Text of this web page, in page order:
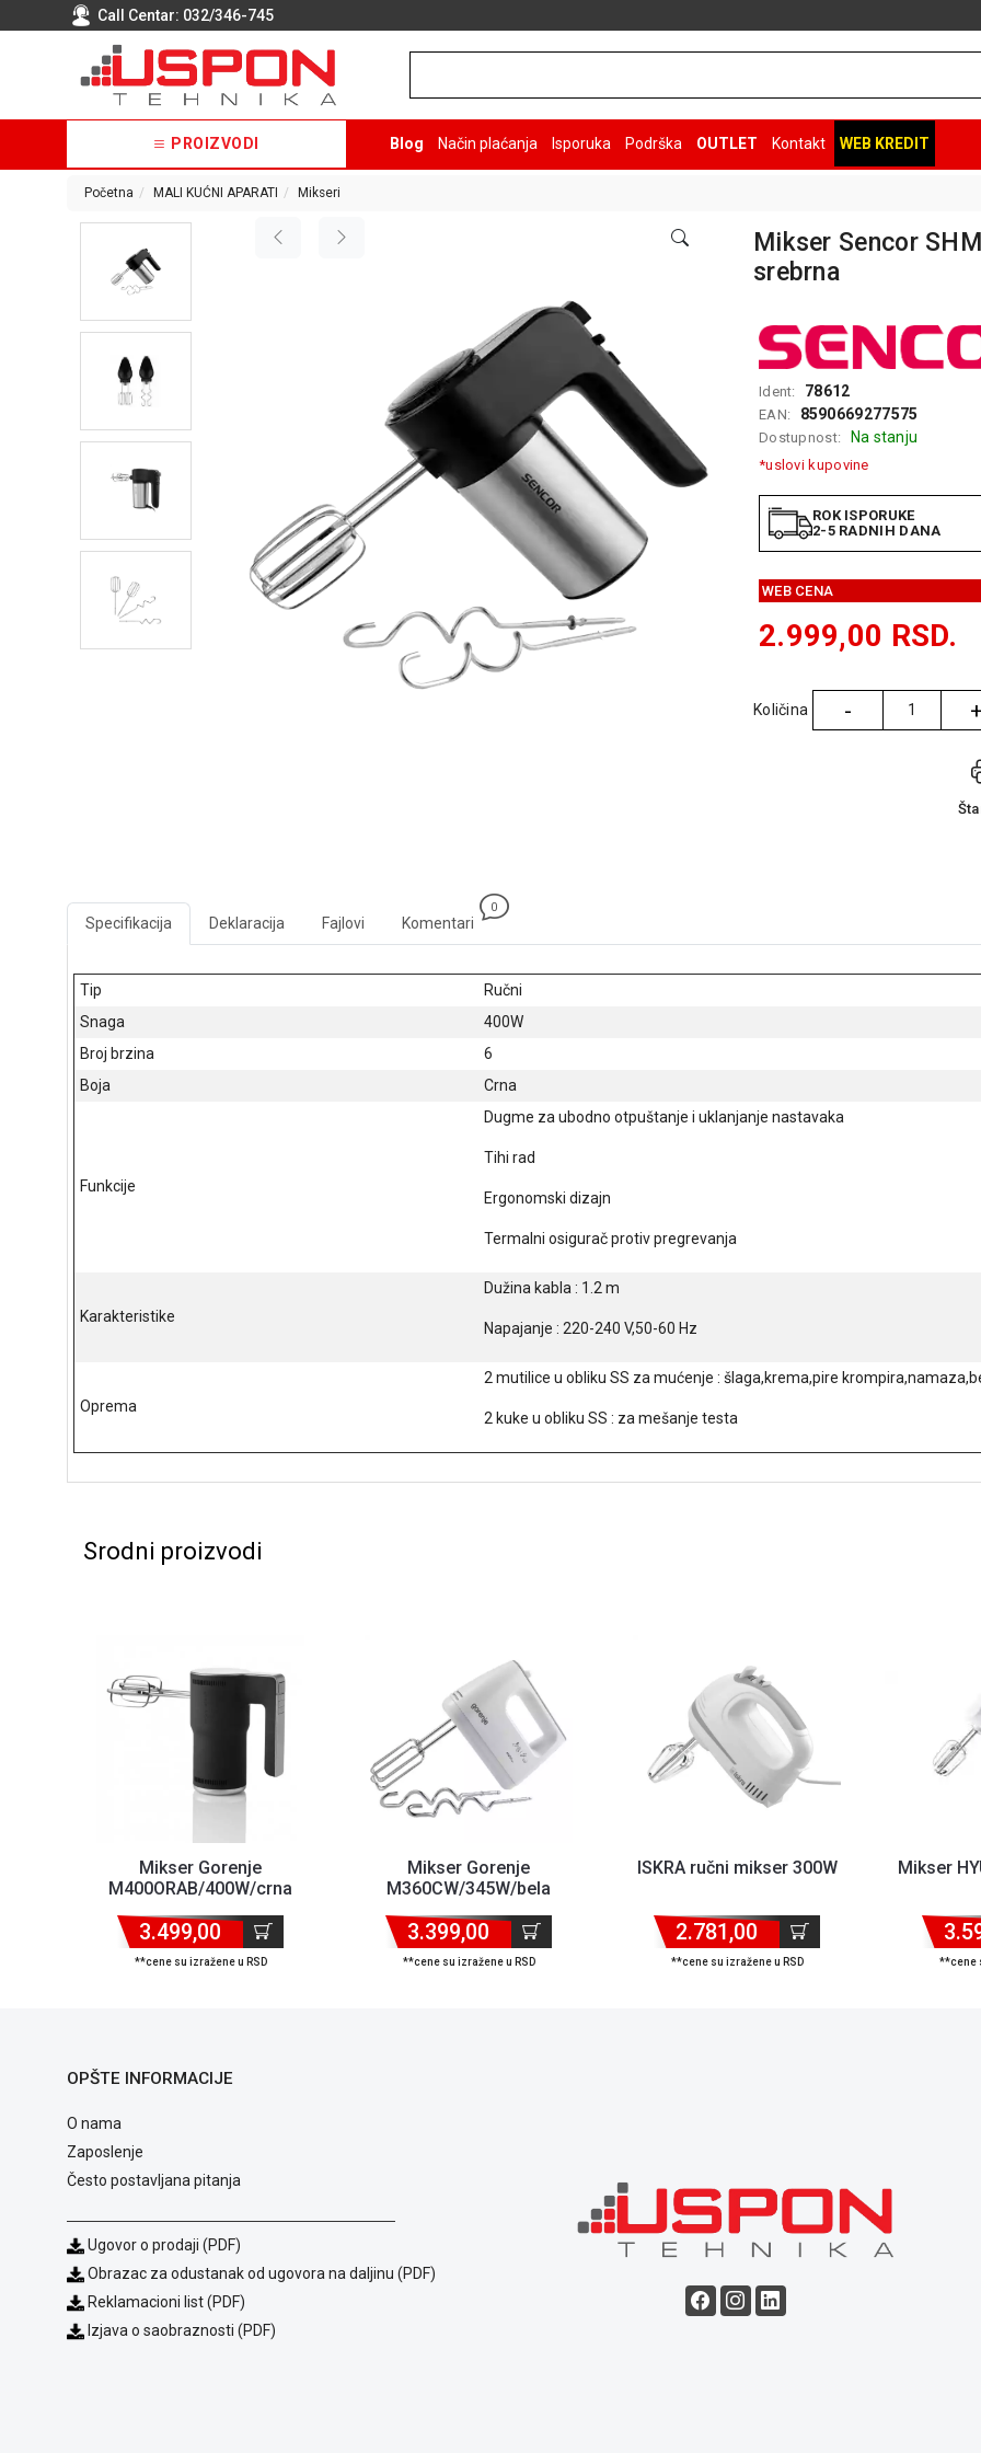
Call Centar: 032/346-745
PROIZVODI Blog Način plaćanja Isporuka Podrška OUTLET Kontakt WEB KREDIT
Početna MALI KUĆNI APARATI Mikseri
Mikser Sencor
srebrna
Ident: 78612
EAN: 8590669277575
Dostupnost: Na stanju
*uslovi kupovine
ROK ISPORUKE
2-5 RADNIH DANA
WEB CENA
2.999,00 RSD.
Količina - +
Specifikacija Deklaracija Fajlovi Komentari
0
Tip
Ručni
Snaga
400W
Broj brzina
6
Boja
Crna
Funkcije
Dugme za ubodno otpuštanje i uklanjanje nastavaka
Tihi rad
Ergonomski dizajn
Termalni osigurač protiv pregrevanja
Karakteristike
Dužina kabla : 1.2 m
Napajanje : 220-240 V,50-60 Hz
Oprema
2 mutilice u obliku SS za mućenje : šlaga,krema,pire
2 kuke u obliku SS : za mešanje testa
Srodni proizvodi
Mikser Gorenje
M400ORAB/400W/crna
3.499,00
**cene su izražene u RSD
Mikser Gorenje
M360CW/345W/bela
3.399,00
**cene su izražene u RSD
ISKRA ručni mikser 300W
2.781,00
**cene su izražene u RSD
Mikser
**cene
OPŠTE INFORMACIJE
O nama
Zaposlenje
Često postavljana pitanja
Ugovor o prodaji (PDF)
Obrazac za odustanak od ugovora na daljinu (PDF)
Reklamacioni list (PDF)
Izjava o saobraznosti (PDF)